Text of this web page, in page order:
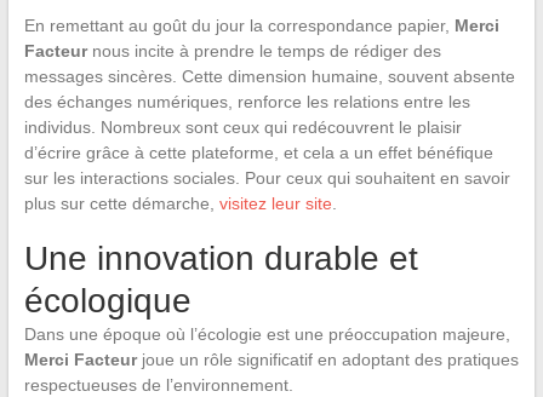
En remettant au goût du jour la correspondance papier, Merci
Facteurnous incite à prendre le temps de rédiger des
messages sincères. Cette dimension humaine, souvent absente
des échanges numériques, renforce les relations entre les
individus. Nombreux sont ceux qui redécouvrent le plaisir
d’écrire grâce à cette plateforme, et cela a un effet bénéfique
sur les interactions sociales. Pour ceux qui souhaitent en savoir
plus sur cette démarche, visitez leur site
Une innovation durable et
écologique
Dans une époque où l’écologie est une préoccupation majeure,
Merci Facteurjoue un rôle significatif en adoptant des pratiques
respectueuses de l’environnement.